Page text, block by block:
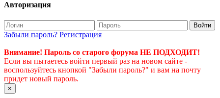
Авторизация
Войти
Забыли пароль? Регистрация
Внимание! Пароль со старого форума НЕ ПОДХОДИТ!
Если вы пытаетесь войти первый раз на новом сайте -
воспользуйтесь кнопкой "Забыли пароль?" и вам на почту
придет новый пароль.
×